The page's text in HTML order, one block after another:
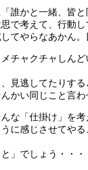
誰かと一緒、皆と
で考えて、行動し
てやらなあかん。
チャクチャしんど
見逃してたりする
かい同じこと言わ
な「仕掛け」を
に感じさせてや
」でしょう・・・